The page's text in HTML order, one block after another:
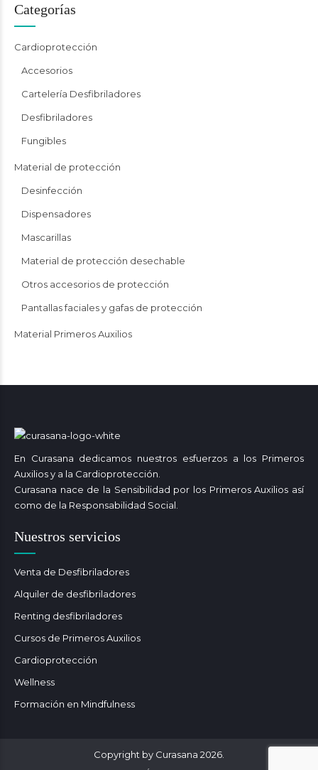
Categorías
Cardioprotección
Accesorios
Cartelería Desfibriladores
Desfibriladores
Fungibles
Material de protección
Desinfección
Dispensadores
Mascarillas
Material de protección desechable
Otros accesorios de protección
Pantallas faciales y gafas de protección
Material Primeros Auxilios
En Curasana dedicamos nuestros esfuerzos a los Primeros
Auxilios y a la Cardioprotección.
Curasana nace de la Sensibilidad por los Primeros Auxilios así
como de la Responsabilidad Social.
Nuestros servicios
Venta de Desfibriladores
Alquiler de desfibriladores
Renting desfibriladores
Cursos de Primeros Auxilios
Cardioprotección
Wellness
Formación en Mindfulness
Copyright by Curasana 2026.